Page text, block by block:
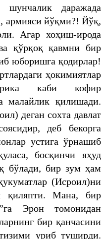
даражада
армияси йўқми?! Йўқ,
Агар хоҳиш-ирода
қўрқоқ қавмни бир
юборишга қодирлар!
ҳокимиятлар
каби кофир
малайлик қилишади.
деган сохта давлат
деб бекорга
устига ўрнашиб
босқинчи яҳуд
бўлади, бир зум ҳам
(Исроил)ни
қиляпти. Мана, бир
Эрон томонидан
бир қанчасини
уриб туширди.